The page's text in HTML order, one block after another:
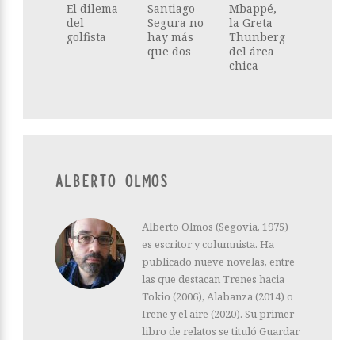
El dilema
del
golfista
Santiago
Segura no
hay más
que dos
Mbappé,
la Greta
Thunberg
del área
chica
ALBERTO OLMOS
Alberto Olmos (Segovia, 1975)
es escritor y columnista. Ha
publicado nueve novelas, entre
las que destacan Trenes hacia
Tokio (2006), Alabanza (2014) o
Irene y el aire (2020). Su primer
libro de relatos se tituló Guardar